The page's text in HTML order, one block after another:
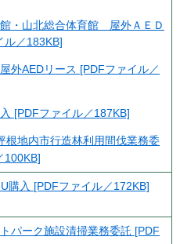
・山北総合体育館 屋外ＡＥＤ
ル／183KB]
外AEDリース [PDFファイル／
[PDFファイル／187KB]
地内市行造林利用間伐業務委
100KB]
購入 [PDFファイル／172KB]
パーク施設清掃業務委託 [PDF